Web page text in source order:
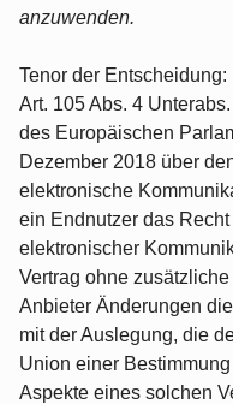
anzuwenden.
Tenor der Entscheidung:
Art. 105 Abs. 4
des Europäischen
Dezember 2018 über
elektronische
ein Endnutzer das
elektronischer
Vertrag ohne
Anbieter Änderungen
mit der Auslegung, die
Union einer
Aspekte eines solchen